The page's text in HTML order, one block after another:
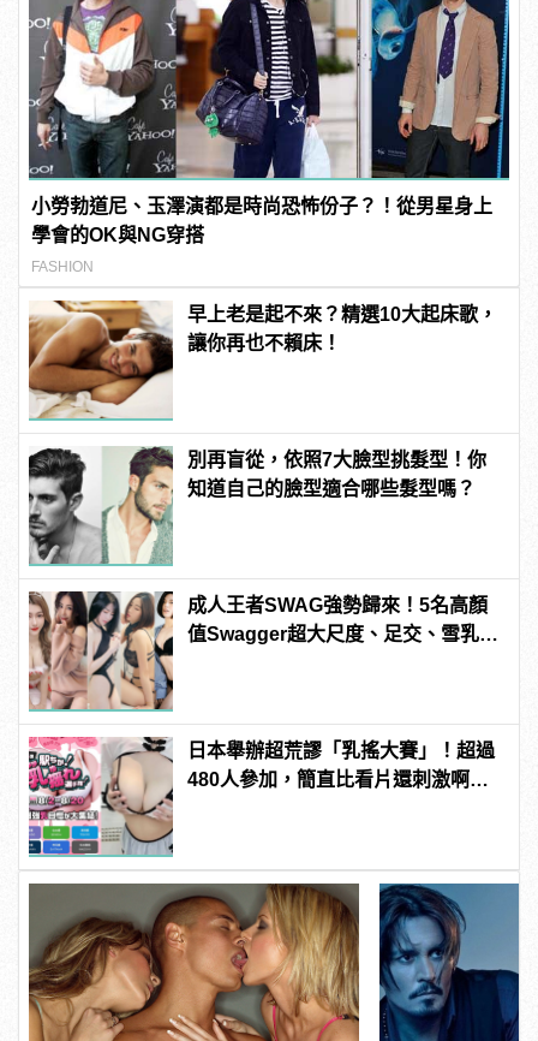
小勞勃道尼、玉澤演都是時尚恐怖份子？！從男星身上
學會的OK與NG穿搭
FASHION
早上老是起不來？精選10大起床歌，
讓你再也不賴床！
別再盲從，依照7大臉型挑髮型！你
知道自己的臉型適合哪些髮型嗎？
成人王者SWAG強勢歸來！5名高顏
值Swagger超大尺度、足交、雪乳、
日本舉辦超荒謬「乳搖大賽」！超過
480人參加，簡直比看片還刺激啊！ |